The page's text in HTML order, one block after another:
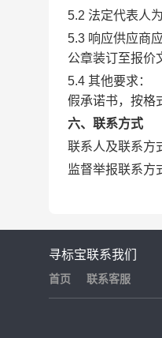
5.2 法定代表人
5.3 响应供应商
公章装订至报价
5.4 其他要求：
假承诺书，按格
六、联系方式
联系人及联系方
监督举报联系方
寻标宝
首页
联系我们
联系客服